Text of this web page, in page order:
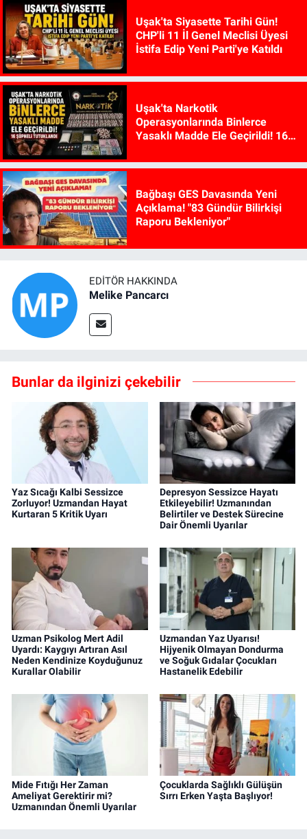
Uşak'ta Siyasette Tarihi Gün!
CHP'li 11 İl Genel Meclisi Üyesi
İstifa Edip Yeni Parti'ye Katıldı
Uşak'ta Narkotik
Operasyonlarında Binlerce
Yasaklı Madde Ele Geçirildi! 16
Bağbaşı GES Davasında Yeni
Açıklama! "83 Gündür Bilirkişi
Raporu Bekleniyor"
EDITÖR HAKKINDA
Melike Pancarcı
Bunlar da ilginizi çekebilir
Yaz Sıcağı Kalbi Sessizce
Zorluyor! Uzmandan Hayat
Kurtaran 5 Kritik Uyarı
Depresyon Sessizce Hayatı
Etkileyebilir! Uzmanından
Belirtiler ve Destek Sürecine
Dair Önemli Uyarılar
Uzman Psikolog Mert Adil
Uyardı: Kaygıyı Artıran Asıl
Neden Kendinize Koyduğunuz
Kurallar Olabilir
Uzmandan Yaz Uyarısı!
Hijyenik Olmayan Dondurma
ve Soğuk Gıdalar Çocukları
Hastanelik Edebilir
Mide Fıtığı Her Zaman
Ameliyat Gerektirir mi?
Uzmanından Önemli Uyarılar
Çocuklarda Sağlıklı Gülüşün
Sırrı Erken Yaşta Başlıyor!